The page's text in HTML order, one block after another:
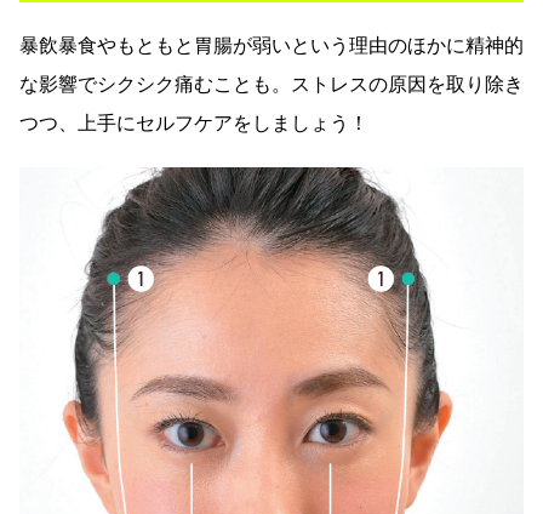
暴飲暴食やもともと胃腸が弱いという理由のほかに精神的
な影響でシクシク痛むことも。ストレスの原因を取り除き
つつ、上手にセルフケアをしましょう！